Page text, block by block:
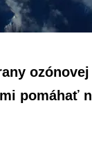
pomáhať